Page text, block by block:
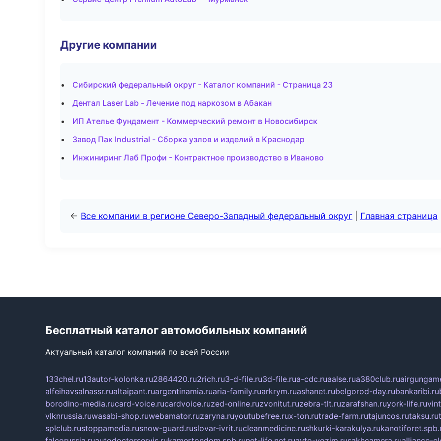
Другие компании
Сибирский федеральный округ - Каталог компаний - Страница 23
Дентал Laser Lab - Лечение под наркозом в Абакан
ИП Ателье Фундамент - Коммерческий ремонт в Новосибирск
Завод Пак Industrial - Сборка узлов и изделий в Краснодар
Инжиниринг Лаб Профи - Контрактное производство в Иваново
← Все компании в регионе Северо-Западный федеральный округ Главная страница
Бесплатный каталог автомобильных компаний
Актуальный каталог компаний по всей России
133chel.ru13autor-kolonka.ru2864420.ru2rich.ru3-d-file.ru3d-file.rua-cdc.ruaalse.rua380club.ru
alfeihavsalnassr.rualtaipant.ruargentinamia.ruaria-family.ruarkrym.ruashanet.rubelgorod-day.rubankaribi.ru
borodino-media.rucard-voice.rucardvoice.ruzed-online.ruzvonitut.ruzebra-tlt.ruzarafshan.ruyork-life.ru
vlknrussia.ruwasabi-shop.ruwebamator.ruzaryna.ruyoutubefree.rux-ton.rutrade-farm.rutajuncos.rutaksu.ru
splclub.rustoppamedia.rusnow-guard.ruslovar-ivrit.rucleanmedicine.rushkurki-karakulya.ru